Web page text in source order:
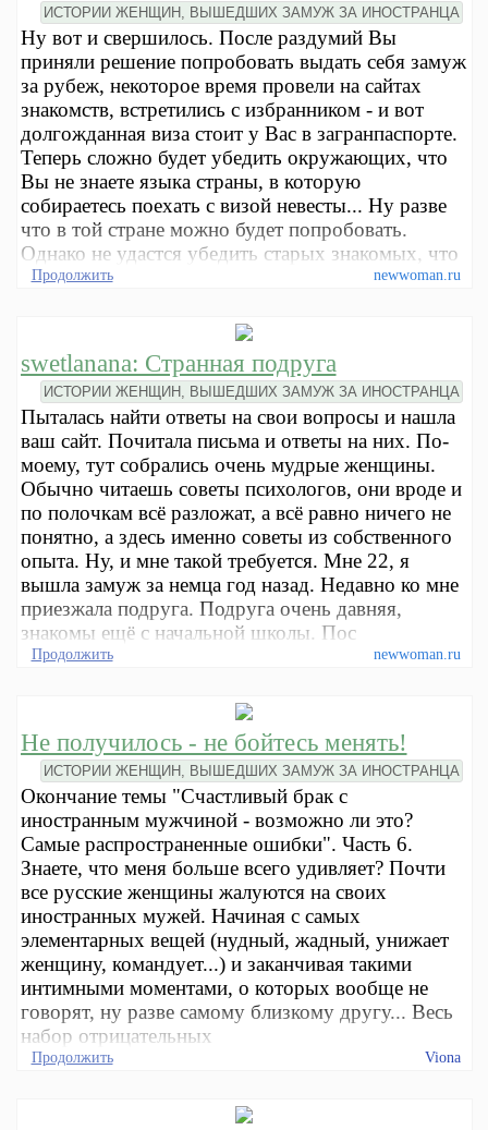
ИСТОРИИ ЖЕНЩИН, ВЫШЕДШИХ ЗАМУЖ ЗА ИНОСТРАНЦА
Ну вот и свершилось. После раздумий Вы
приняли решение попробовать выдать себя замуж
за рубеж, некоторое время провели на сайтах
знакомств, встретились с избранником - и вот
долгожданная виза стоит у Вас в загранпаспорте.
Теперь сложно будет убедить окружающих, что
Вы не знаете языка страны, в которую
собираетесь поехать с визой невесты... Ну разве
что в той стране можно будет попробовать.
Однако не удастся убедить старых знакомых, что
Продолжить newwoman.ru
swetlanana: Странная подруга
ИСТОРИИ ЖЕНЩИН, ВЫШЕДШИХ ЗАМУЖ ЗА ИНОСТРАНЦА
Пыталась найти ответы на свои вопросы и нашла
ваш сайт. Почитала письма и ответы на них. По-
моему, тут собрались очень мудрые женщины.
Обычно читаешь советы психологов, они вроде и
по полочкам всё разложат, а всё равно ничего не
понятно, а здесь именно советы из собственного
опыта. Ну, и мне такой требуется. Мне 22, я
вышла замуж за немца год назад. Недавно ко мне
приезжала подруга. Подруга очень давняя,
знакомы ещё с начальной школы. Пос
Продолжить newwoman.ru
Не получилось - не бойтесь менять!
ИСТОРИИ ЖЕНЩИН, ВЫШЕДШИХ ЗАМУЖ ЗА ИНОСТРАНЦА
Окончание темы "Счастливый брак с
иностранным мужчиной - возможно ли это?
Самые распространенные ошибки". Часть 6.
Знаете, что меня больше всего удивляет? Почти
все русские женщины жалуются на своих
иностранных мужей. Начиная с самых
элементарных вещей (нудный, жадный, унижает
женщину, командует...) и заканчивая такими
интимными моментами, о которых вообще не
говорят, ну разве самому близкому другу... Весь
набор отрицательных
Продолжить Viona